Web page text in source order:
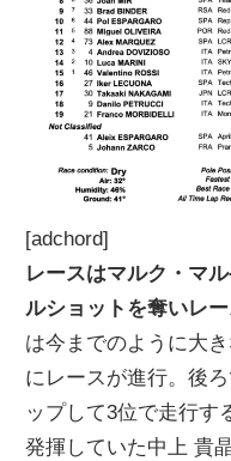
[adchord]
レースはマルク・マ
ルショットを奪いレー
は今までのように大
にレースが進行。後
ップして3位で走行す
発揮していた中上 貴